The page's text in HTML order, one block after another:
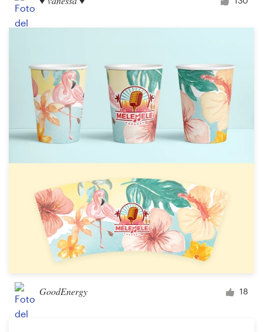
GoodEnergy 18